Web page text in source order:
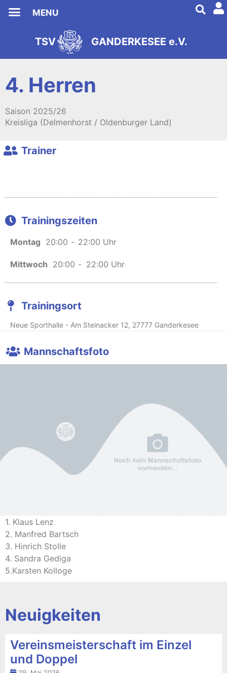
MENU
TSV
seit1892
GANDERKESEE e.V.
4. Herren
Saison 2025/26
Kreisliga (Delmenhorst / Oldenburger Land)
Trainer
Trainingszeiten
Montag 20:00 - 22:00 Uhr
Mittwoch 20:00 - 22:00 Uhr
Trainingsort
Neue Sporthalle - Am Steinacker 12, 27777 Ganderkesee
Mannschaftsfoto
1. Klaus Lenz
2. Manfred Bartsch
3. Hinrich Stolle
4. Sandra Gediga
5.Karsten Kolloge
Neuigkeiten
Vereinsmeisterschaft im Einzel
und Doppel